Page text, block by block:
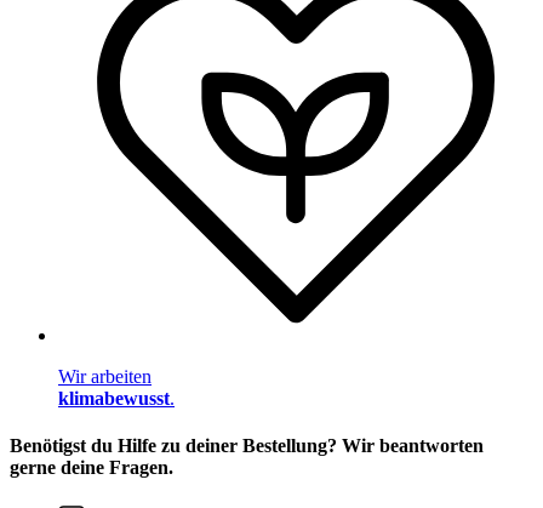
Wir arbeiten
klimabewusst.
Benötigst du Hilfe zu deiner Bestellung? Wir beantworten
gerne deine Fragen.